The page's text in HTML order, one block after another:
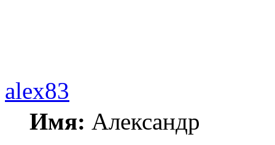
alex83
Имя: Александр